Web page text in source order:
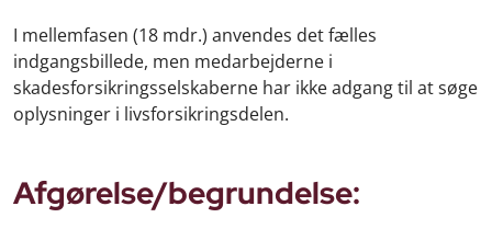
I mellemfasen (18 mdr.) anvendes det fælles
indgangsbillede, men medarbejderne i
skadesforsikringsselskaberne har ikke adgang til at søge
oplysninger i livsforsikringsdelen.
Afgørelse/begrundelse: